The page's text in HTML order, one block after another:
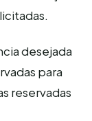
desejada
para
reservadas